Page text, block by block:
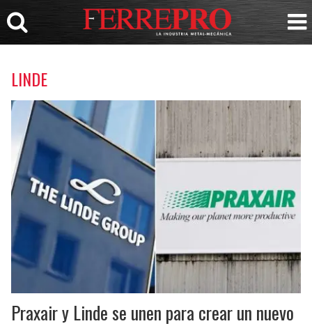
LINDE
Praxair y Linde se unen para crear un nuevo